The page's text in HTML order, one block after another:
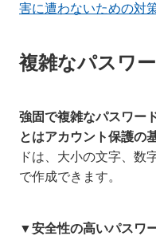
害に遭わないための対
複雑なパスワ
強固で複雑なパスワー
とはアカウント保護の
ドは、大小の文字、数
で作成できます。
▼安全性の高いパスワ